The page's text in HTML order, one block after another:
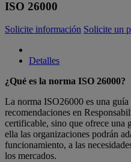
ISO 26000
Solicite información Solicite un
Detalles
¿Qué es la norma ISO 26000?
La norma ISO26000 es una
recomendaciones en
certificable, sino que ofrece una
ella las organizaciones podrán
funcionamiento, a las
los mercados.